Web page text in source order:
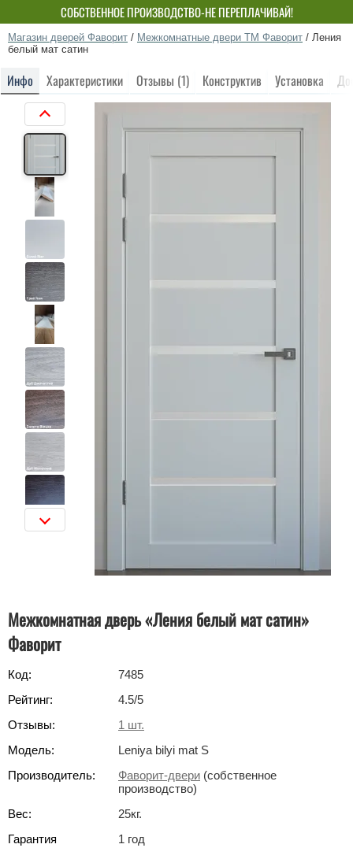
СОБСТВЕННОЕ ПРОИЗВОДСТВО-НЕ ПЕРЕПЛАЧИВАЙ!
Магазин дверей Фаворит / Межкомнатные двери ТМ Фаворит / Ления
белый мат сатин
Инфо Характеристики Отзывы (1) Конструктив Установка
Межкомнатная дверь «Ления белый мат сатин»
Фаворит
Код:
7485
Рейтинг:
4.5/5
Отзывы:
1 шт.
Модель:
Leniya bilyi mat S
Производитель:
Фаворит-двери (собственное
производство)
Вес:
25кг.
Гарантия
1 год